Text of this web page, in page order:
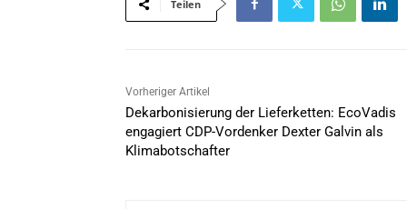
Teilen
Vorheriger Artikel
Dekarbonisierung der Lieferketten: EcoVadis
engagiert CDP-Vordenker Dexter Galvin als
Klimabotschafter